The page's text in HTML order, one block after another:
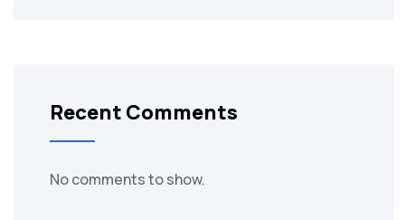
Recent Comments
No comments to show.